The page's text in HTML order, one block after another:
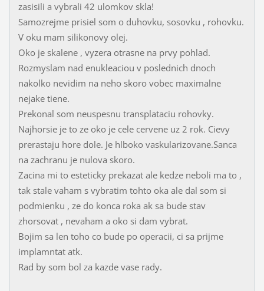
zasisili a vybrali 42 ulomkov skla!
Samozrejme prisiel som o duhovku, sosovku , rohovku.
V oku mam silikonovy olej.
Oko je skalene , vyzera otrasne na prvy pohlad.
Rozmyslam nad enukleaciou v poslednich dnoch
nakolko nevidim na neho skoro vobec maximalne
nejake tiene.
Prekonal som neuspesnu transplataciu rohovky.
Najhorsie je to ze oko je cele cervene uz 2 rok. Cievy
prerastaju hore dole. Je hlboko vaskularizovane.Sanca
na zachranu je nulova skoro.
Zacina mi to esteticky prekazat ale kedze neboli ma to ,
tak stale vaham s vybratim tohto oka ale dal som si
podmienku , ze do konca roka ak sa bude stav
zhorsovat , nevaham a oko si dam vybrat.
Bojim sa len toho co bude po operacii, ci sa prijme
implamntat atk.
Rad by som bol za kazde vase rady.